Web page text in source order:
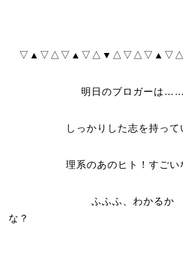
明日のブロガーは……
しっかりした志を持って
理系のあのヒト！すごい
ふふふ、わかるか
な